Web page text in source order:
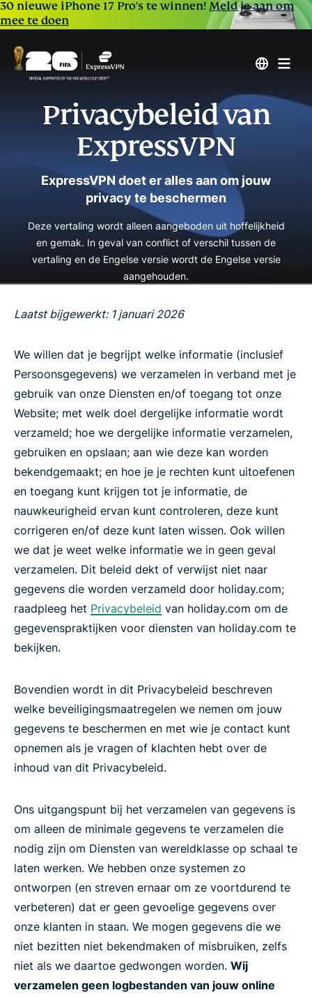
30 nieuwe iPhone 17 Pro's te winnen!Meld je aan om
mee te doen
Privacybeleid van
ExpressVPN
ExpressVPN doet er alles aan om jouw
privacy te beschermen
Deze vertaling wordt alleen aangeboden uit hoffelijkheid
en gemak. In geval van conflict of verschil tussen de
vertaling en de Engelse versie wordt de Engelse versie
aangehouden.
Laatst bijgewerkt: 1 januari 2026
We willen dat je begrijpt welke informatie (inclusief
Persoonsgegevens) we verzamelen in verband met je
gebruik van onze Diensten en/of toegang tot onze
Website; met welk doel dergelijke informatie wordt
verzameld; hoe we dergelijke informatie verzamelen,
gebruiken en opslaan; aan wie deze kan worden
bekendgemaakt; en hoe je je rechten kunt uitoefenen
en toegang kunt krijgen tot je informatie, de
nauwkeurigheid ervan kunt controleren, deze kunt
corrigeren en/of deze kunt laten wissen. Ook willen
we dat je weet welke informatie we in geen geval
verzamelen. Dit beleid dekt of verwijst niet naar
gegevens die worden verzameld door holiday.com;
raadpleeg het Privacybeleid van holiday.com om de
gegevenspraktijken voor diensten van holiday.com te
bekijken.
Bovendien wordt in dit Privacybeleid beschreven
welke beveiligingsmaatregelen we nemen om jouw
gegevens te beschermen en met wie je contact kunt
opnemen als je vragen of klachten hebt over de
inhoud van dit Privacybeleid.
Ons uitgangspunt bij het verzamelen van gegevens is
om alleen de minimale gegevens te verzamelen die
nodig zijn om Diensten van wereldklasse op schaal te
laten werken. We hebben onze systemen zo
ontworpen (en streven ernaar om ze voortdurend te
verbeteren) dat er geen gevoelige gegevens over
onze klanten in staan. We mogen gegevens die we
niet bezitten niet bekendmaken of misbruiken, zelfs
niet als we daartoe gedwongen worden. Wij
verzamelen geen logbestanden van jouw online